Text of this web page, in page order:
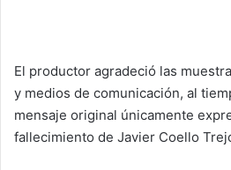
El productor agradeció las
y medios de comunicación, al
mensaje original únicamente
fallecimiento de Javier Coello